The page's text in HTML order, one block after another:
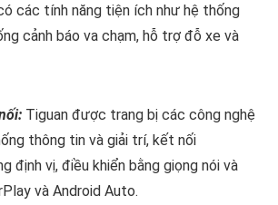
các tính năng tiện ích như hệ thống
cảnh báo va chạm, hỗ trợ đỗ xe và
Tiguan được trang bị các công nghệ
thông tin và giải trí, kết nối
định vị, điều khiển bằng giọng nói và
và Android Auto.